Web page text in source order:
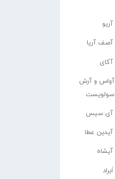
آریو
آصف آریا
آکای
آواس و آرش
سولویست
آی سیس
آیدین عطا
آیشاه
اَبراد